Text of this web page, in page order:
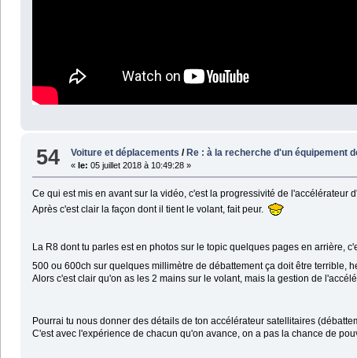
54 Voiture et déplacements / Re : à la recherche d'un équipement
« le: 05 juillet 2018 à 10:49:28 »
Ce qui est mis en avant sur la vidéo, c'est la progressivité de
Après c'est clair la façon dont il tient le volant, fait peur.
La R8 dont tu parles est en photos sur le topic quelques pages en arrière,
500 ou 600ch sur quelques millimètre de débattement ça doit être terrible,
Alors c'est clair qu'on as les 2 mains sur le volant, mais la gestion de
Pourrai tu nous donner des détails de ton accélérateur satellitaires
C'est avec l'expérience de chacun qu'on avance, on a pas la chance de